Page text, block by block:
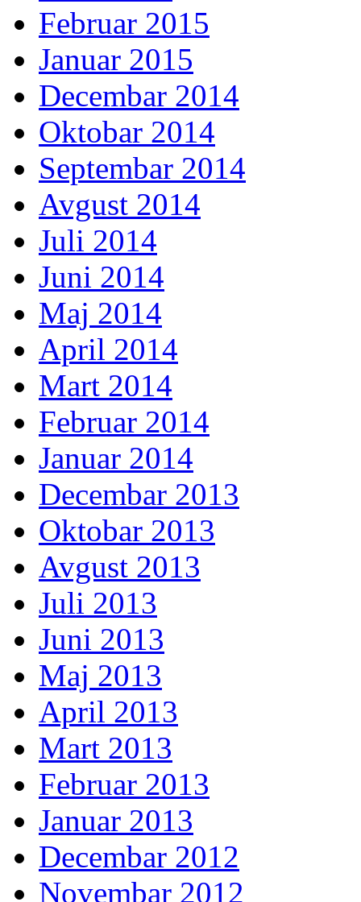
Februar 2015
Januar 2015
Decembar 2014
Oktobar 2014
Septembar 2014
Avgust 2014
Juli 2014
Juni 2014
Maj 2014
April 2014
Mart 2014
Februar 2014
Januar 2014
Decembar 2013
Oktobar 2013
Avgust 2013
Juli 2013
Juni 2013
Maj 2013
April 2013
Mart 2013
Februar 2013
Januar 2013
Decembar 2012
Novembar 2012